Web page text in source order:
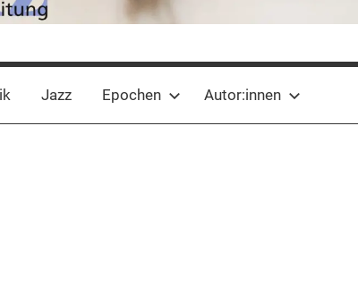
Jazz Epochen Autor:innen